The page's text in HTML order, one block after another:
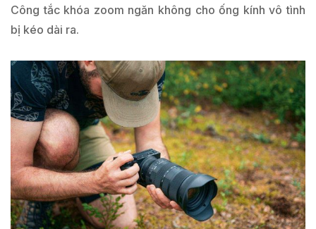
Công tắc khóa zoom ngăn không cho ống kính vô tình
bị kéo dài ra.